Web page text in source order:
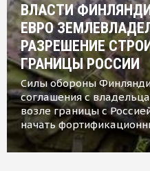
ВЛАСТИ
ЕВРО
РАЗРЕШЕНИЕ
ГРАНИЦЫ РОССИИ
Силы обороны
соглашения с
возле границы с
начать